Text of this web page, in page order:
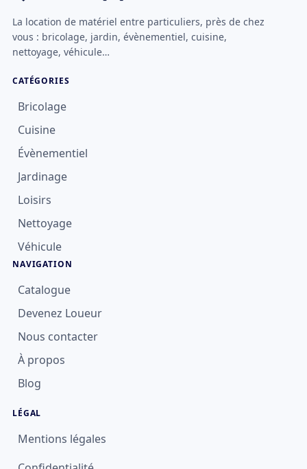
La location de matériel entre particuliers, près de chez
vous : bricolage, jardin, évènementiel, cuisine,
nettoyage, véhicule…
CATÉGORIES
Bricolage
Cuisine
Évènementiel
Jardinage
Loisirs
Nettoyage
Véhicule
NAVIGATION
Catalogue
Devenez Loueur
Nous contacter
À propos
Blog
LÉGAL
Mentions légales